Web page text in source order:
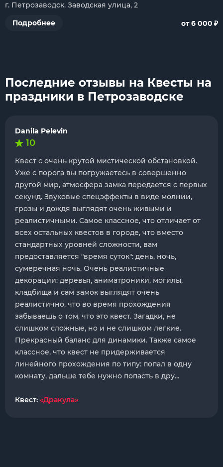
г. Петрозаводск, Заводская улица, 2
Подробнее
от 6 000 ₽
Последние отзывы на Квесты на
праздники в Петрозаводске
Danila Pelevin
10
Квест с очень крутой мистической обстановкой.
Уже с порога вы погружаетесь в совершенно
другой мир, атмосфера замка передается с первых
секунд. Звуковые спецэффекты в виде молнии,
грозы и дождя выглядят очень живыми и
реалистичными. Самое классное, что отличает от
всех остальных квестов в городе, что вместо
стандартных уровней сложности, вам
предоставляется "время суток": день, ночь,
сумеречная ночь. Очень реалистичные
декорации: деревья, аниматроники, могилы,
кладбища и сам замок выглядят очень
реалистично, что во время прохождения
забываешь о том, что это квест. Загадки, не
слишком сложные, но и не слишком легкие.
Прекрасный баланс для динамики. Также самое
классное, что квест не придерживается
линейного прохождения по типу: попал в одну
комнату, дальше тебе нужно попасть в дру...
Квест: «Дракула»